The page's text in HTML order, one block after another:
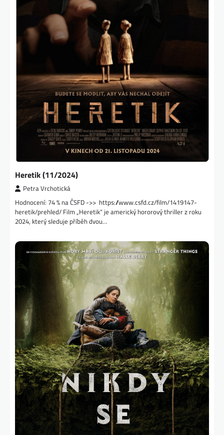
Heretik (11/2024)
Petra Vrchotická
Hodnocení: 74 % na ČSFD ->> https://www.csfd.cz/film/1419147-
heretik/prehled/ Film „Heretik“ je americký hororový thriller z roku
2024, který sleduje příběh dvou…